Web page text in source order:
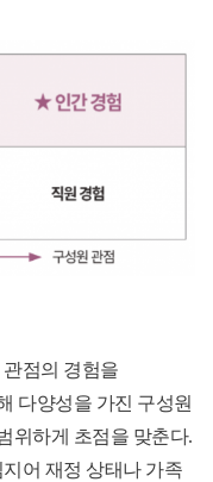
점의 경험을
다양성을 가진 구성원
위하게 초점을 맞춘다.
어 재정 상태나 가족